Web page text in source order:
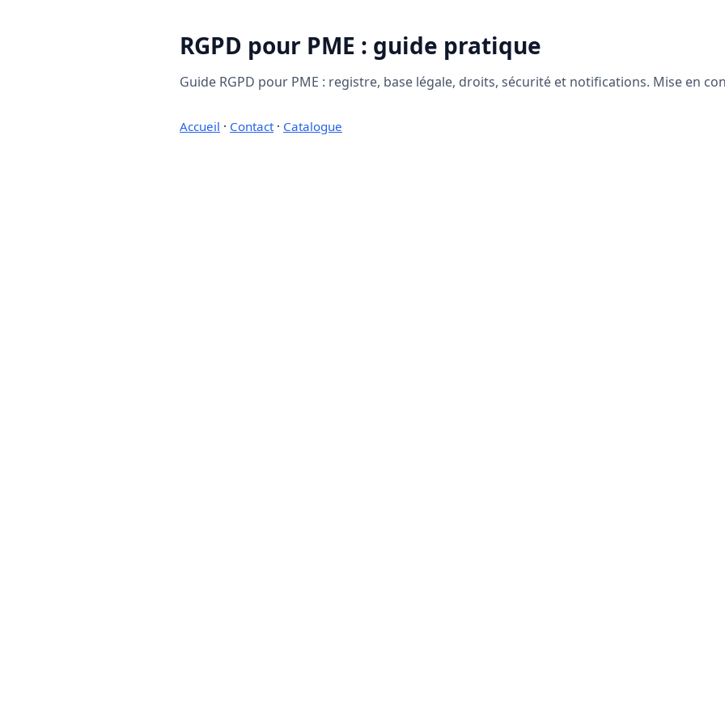
RGPD pour PME : guide pratique
Guide RGPD pour PME : registre, base légale, droits, sécurité et notifications. Mise en
Accueil · Contact· Catalogue